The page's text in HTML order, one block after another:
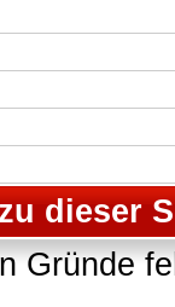
dieser
Gründe